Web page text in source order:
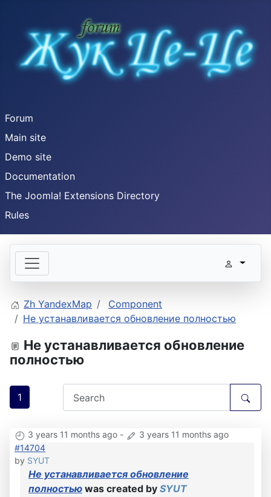
Forum
Main site
Demo site
Documentation
The Joomla! Extensions Directory
Rules
Zh YandexMap
Component
Не устанавливается обновление полностью
Не устанавливается обновление
полностью
1
3 years 11 months ago -
3 years 11 months ago
#14704
by SYUT
Не устанавливается обновление
полностью was created by SYUT